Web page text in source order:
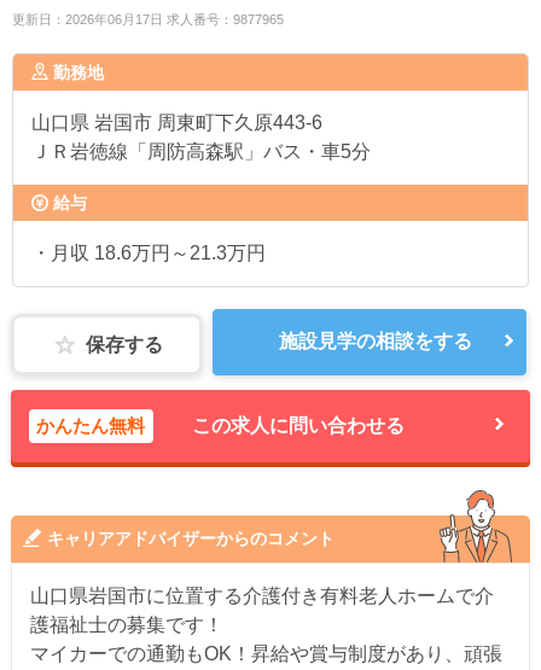
更新日：2026年06月17日 求人番号：9877965
勤務地
山口県 岩国市 周東町下久原443‐6
ＪＲ岩徳線「周防高森駅」バス・車5分
給与
・月収 18.6万円～21.3万円
保存する 施設見学の相談をする
かんたん無料 この求人に問い合わせる
キャリアアドバイザーからのコメント
山口県岩国市に位置する介護付き有料老人ホームで介
護福祉士の募集です！
マイカーでの通勤もOK！昇給や賞与制度があり、頑張